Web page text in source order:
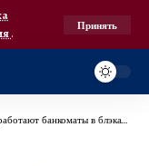
.
Принять
в блэкаут и как найти отделение